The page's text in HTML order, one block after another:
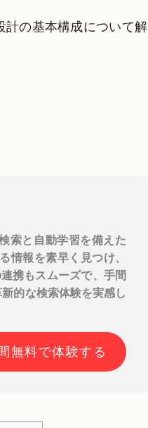
計の基本構成について解
索と自動学習を備えた
情報を素早く見つけ、
携もスムーズで、手間
的な検索体験を実感し
無料で体験する